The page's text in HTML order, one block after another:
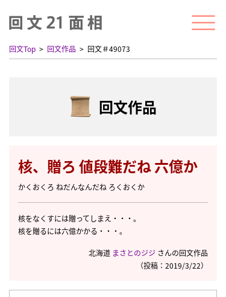
回文Top 回文作品 回文＃49073
回文作品
核、贈ろ 値段難だね 六億か
かくおくろ ねだんなんだね ろくおくか
核をなくすには贈ってしまえ・・・。
核を贈るには六億かかる・・・。
北海道 まさとのジジ さんの回文作品
（投稿：2019/3/22）